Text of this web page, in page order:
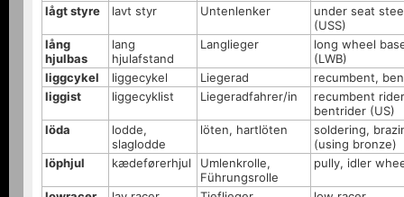
lågt styre lavt styr Untenlenker
under seat
(USS)
lång
hjulbas
lang
hjulafstand
Langlieger
long wheel
(LWB)
liggcykel
liggecykel Liegerad
recumbent,
liggist
liggecyklist Liegeradfahrer/in
recumbent
bentrider (US)
löda
lodde,
slaglodde
löten, hartlöten
soldering,
(using bronze)
löphjul
kædeførerhjul
Umlenkrolle,
Führungsrolle
pully, idler